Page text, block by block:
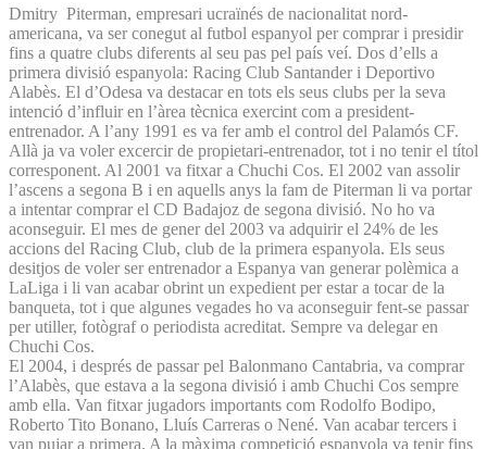
Dmitry Piterman, empresari ucraïnés de nacionalitat nord-
americana, va ser conegut al futbol espanyol per comprar i presidir
fins a quatre clubs diferents al seu pas pel país veí. Dos d’ells a
primera divisió espanyola: Racing Club Santander i Deportivo
Alabès. El d’Odesa va destacar en tots els seus clubs per la seva
intenció d’influir en l’àrea tècnica exercint com a president-
entrenador. A l’any 1991 es va fer amb el control del Palamós CF.
Allà ja va voler excercir de propietari-entrenador, tot i no tenir el títol
corresponent. Al 2001 va fitxar a Chuchi Cos. El 2002 van assolir
l’ascens a segona B i en aquells anys la fam de Piterman li va portar
a intentar comprar el CD Badajoz de segona divisió. No ho va
aconseguir. El mes de gener del 2003 va adquirir el 24% de les
accions del Racing Club, club de la primera espanyola. Els seus
desitjos de voler ser entrenador a Espanya van generar polèmica a
LaLiga i li van acabar obrint un expedient per estar a tocar de la
banqueta, tot i que algunes vegades ho va aconseguir fent-se passar
per utiller, fotògraf o periodista acreditat. Sempre va delegar en
Chuchi Cos.
El 2004, i després de passar pel Balonmano Cantabria, va comprar
l’Alabès, que estava a la segona divisió i amb Chuchi Cos sempre
amb ella. Van fitxar jugadors importants com Rodolfo Bodipo,
Roberto Tito Bonano, Lluís Carreras o Nené. Van acabar tercers i
van pujar a primera. A la màxima competició espanyola va tenir fins